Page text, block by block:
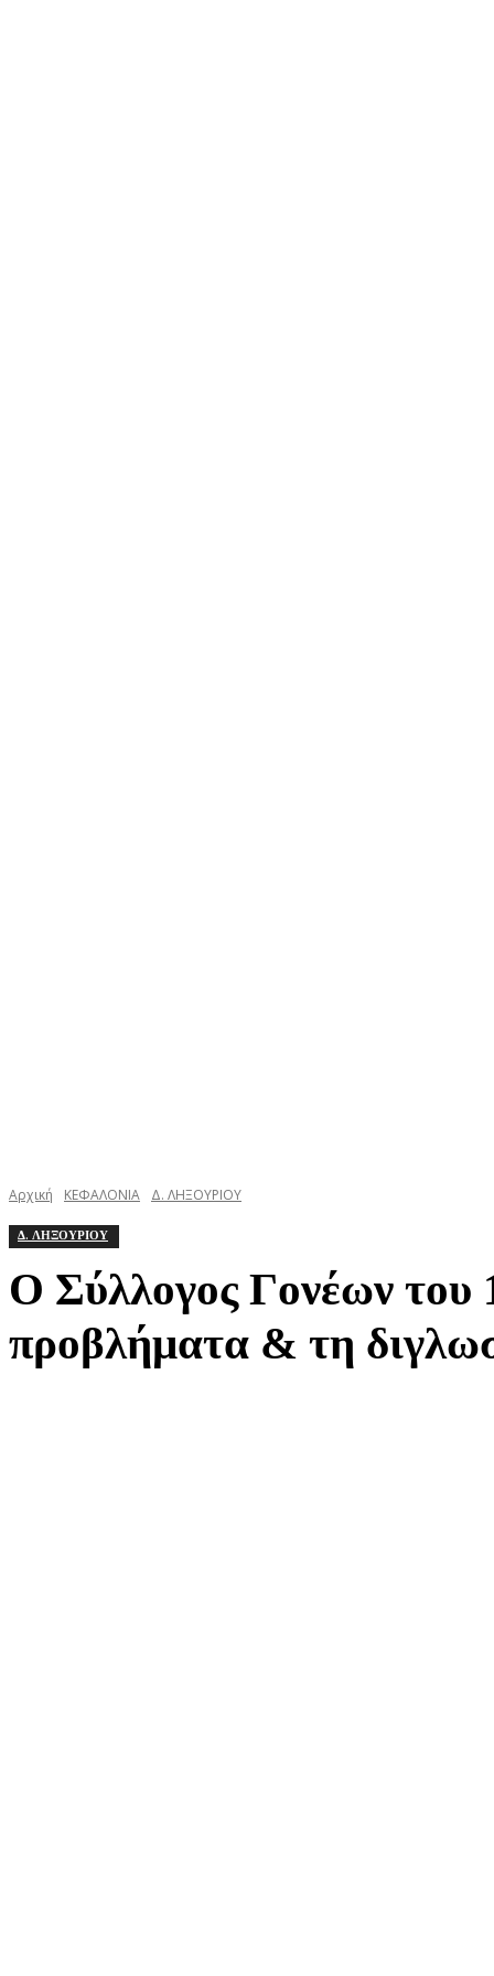
Αρχική ΚΕΦΑΛΟΝΙΑ Δ. ΛΗΞΟΥΡΙΟΥ
Δ. ΛΗΞΟΥΡΙΟΥ
Ο Σύλλογος Γονέων του
προβλήματα & τη